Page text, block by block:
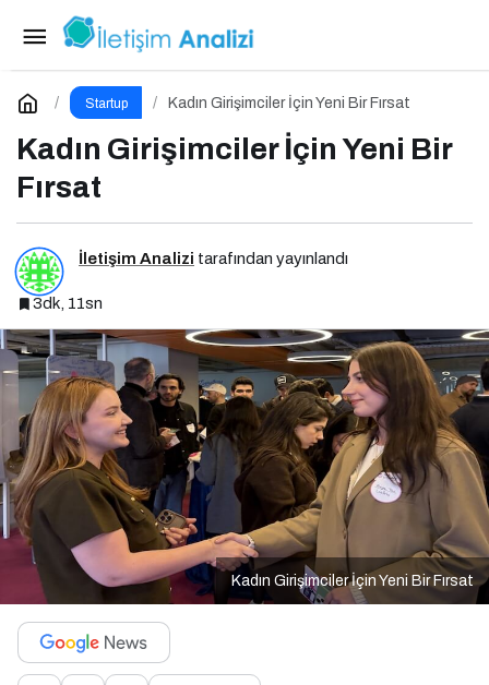
Startup Kadın Girişimciler İçin Yeni Bir Fırsat
Kadın Girişimciler İçin Yeni Bir
Fırsat
İletişim Analizi tarafından yayınlandı
3dk, 11sn
Kadın Girişimciler İçin Yeni Bir Fırsat
SAP Executive Exchange for CX
Yorum Yap